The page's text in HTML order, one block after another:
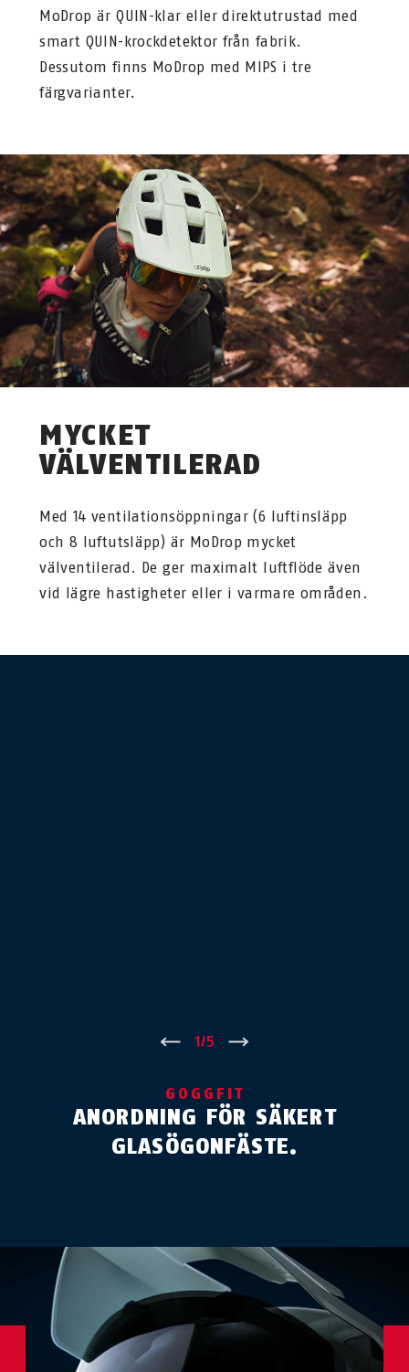
MoDrop är QUIN-klar eller direktutrustad med
smart QUIN-krockdetektor från fabrik.
Dessutom finns MoDrop med MIPS i tre
färgvarianter.
MYCKET
VÄLVENTILERAD
Med 14 ventilationsöppningar (6 luftinsläpp
och 8 luftutsläpp) är MoDrop mycket
välventilerad. De ger maximalt luftflöde även
vid lägre hastigheter eller i varmare områden.
← 1/5
GOGGFIT
ANORDNING FÖR SÄKERT
GLASÖGONFÄSTE.